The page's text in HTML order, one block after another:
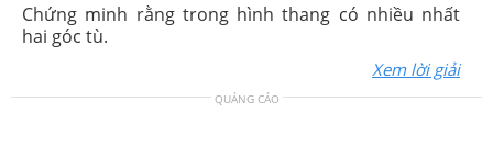
Chứng minh rằng trong hình thang có nhiều nhất
hai góc tù.
Xem lời giải
QUẢNG CÁO